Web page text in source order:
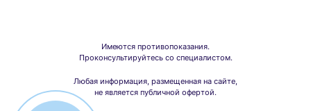
Имеются противопоказания.
Проконсультируйтесь со специалистом.
Любая информация, размещенная на сайте,
не является публичной офертой.